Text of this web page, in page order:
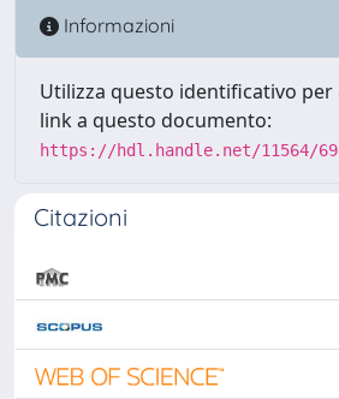
Informazioni
Utilizza questo identificativo
link a questo documento:
https://hdl.handle.net/11564/
Citazioni